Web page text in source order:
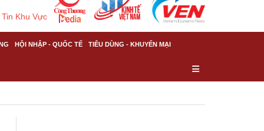
Tin Khu Vực
HỘI NHẬP - QUỐC TẾ TIÊU DÙNG - KHUYẾN MẠI